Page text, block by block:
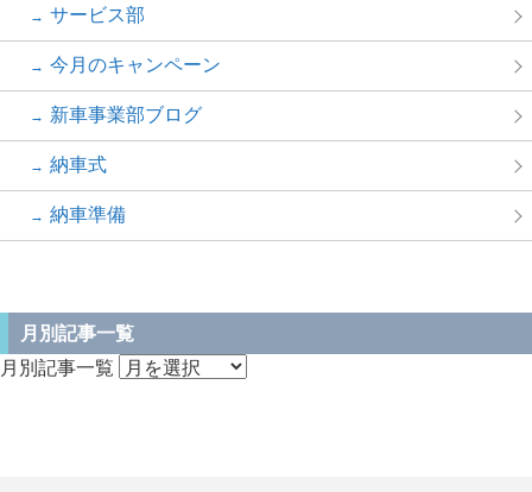
サービス部
今月のキャンペーン
新車事業部ブログ
納車式
納車準備
月別記事一覧
月別記事一覧